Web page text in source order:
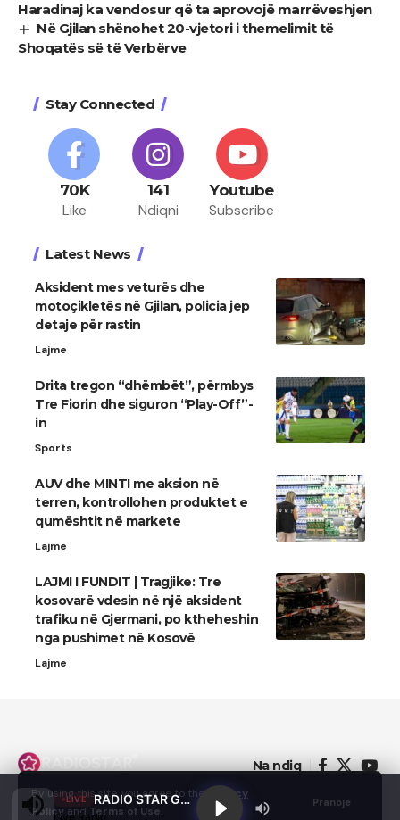
By using this site, you agree to the Privacy
Policy and Terms of Use
Pranoje
Haradinaj ka vendosur që ta aprovojë marrëveshjen
Në Gjilan shënohet 20-vjetori i themelimit të
Shoqatës së të Verbërve
Stay Connected
70K
Like
141
Ndiqni
Youtube
Subscribe
Latest News
Aksident mes veturës dhe
motoçikletës në Gjilan, policia jep
detaje për rastin
Lajme
Drita tregon “dhëmbët”, përmbys
Tre Fiorin dhe siguron “Play-Off”-
in
Sports
AUV dhe MINTI me aksion në
terren, kontrollohen produktet e
qumështit në markete
Lajme
LAJMI I FUNDIT | Tragjike: Tre
kosovarë vdesin në një aksident
trafiku në Gjermani, po ktheheshin
nga pushimet në Kosovë
Lajme
Na ndiq
LIVE RADIO STAR GJILAN
Live Radio